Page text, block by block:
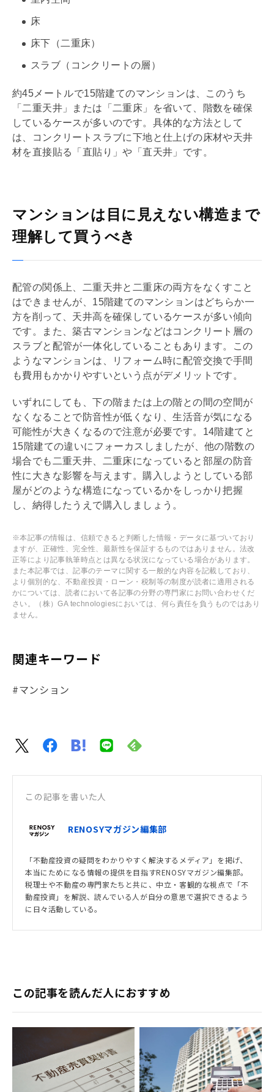
床
床下（ 二重床）
スラブ （コンクリートの層）
約45メートルで15階建てのマンションは、このうち
「 二重天井 」または「 二重床 」を省いて、階数を確保
しているケースが多いのです。具体的な方法として
は、コンクリート スラブに下地と仕上げの床材や天井
材を直接貼る「直貼り」や「直天井」です。
マンションは目に見えない構造まで
理解して買うべき
配管の関係上、 二重天井と 二重床の両方をなくすこと
はできませんが、15階建てのマンションはどちらか一
方を削って、天井高を確保しているケースが多い傾向
です。また、築古マンションなどはコンクリート層の
スラブと配管が一体化していることもあります。この
ようなマンションは、
リフォーム時に配管交換で手間
も費用もかかりやすいという点がデメリットです。
いずれにしても、下の階または上の階との間の空間が
なくなることで防音性が低くなり、生活音が気になる
可能性が大きくなるので注意が必要です。14階建てと
15階建ての違いにフォーカスしましたが、他の階数の
場合でも 二重天井 二重床になっていると部屋の防音
性に大きな影響を与えます。購入しようとしている部
屋がどのような構造になっているかをしっかり把握
し、納得したうえで購入しましょう。
※本記事の情報は、信頼できると判断した情報・データに基づいており
ますが、正確性、完全性、最新性を保証するものではありません。法改
正等により記事執筆時点とは異なる状況になっている場合があります。
また本記事では、記事のテーマに関する一般的な内容を記載しており、
より個別的な、不動産投資・ローン・税制等の制度が読者に適用される
かについては、読者において各記事の分野の専門家にお問い合わせくだ
さい。（株）GA technologiesにおいては、何ら責任を負うものではあり
ません。
関連キーワード
#マンション
この記事を書いた人
RENOSYマガジン編集部
「不動産投資の疑問をわかりやすく解決するメディア」を掲げ、
本当にためになる情報の提供を目指すRENOSYマガジン編集部。
税理士や不動産の専門家たちと共に、中立・客観的な視点で「不
動産投資」を解説、読んでいる人が自分の意思で選択できるよう
に日々活動している。
この記事を読んだ人におすすめ